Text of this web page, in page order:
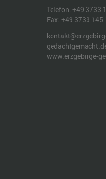
Telefon: +49 3733
Fax: +49 3733 145
www.erzgebirge-